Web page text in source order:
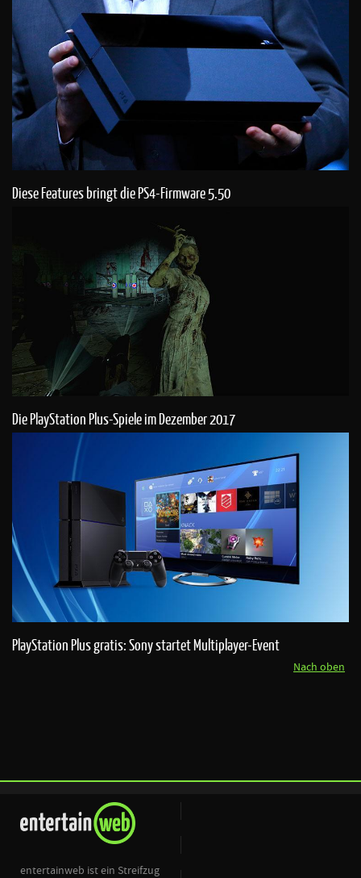
Diese Features bringt die PS4-Firmware 5.50
Die PlayStation Plus-Spiele im Dezember 2017
PlayStation Plus gratis: Sony startet Multiplayer-Event
Nach oben
entertainweb ist ein Streifzug